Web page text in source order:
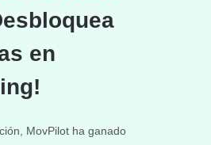
en
MovPilot ha ganado